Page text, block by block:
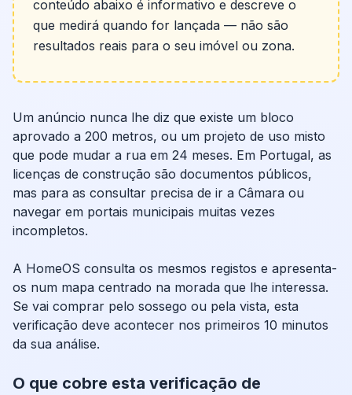
conteúdo abaixo é informativo e descreve o
que medirá quando for lançada — não são
resultados reais para o seu imóvel ou zona.
Um anúncio nunca lhe diz que existe um bloco
aprovado a 200 metros, ou um projeto de uso misto
que pode mudar a rua em 24 meses. Em Portugal, as
licenças de construção são documentos públicos,
mas para as consultar precisa de ir a Câmara ou
navegar em portais municipais muitas vezes
incompletos.
A HomeOS consulta os mesmos registos e apresenta-
os num mapa centrado na morada que lhe interessa.
Se vai comprar pelo sossego ou pela vista, esta
verificação deve acontecer nos primeiros 10 minutos
da sua análise.
O que cobre esta verificação de